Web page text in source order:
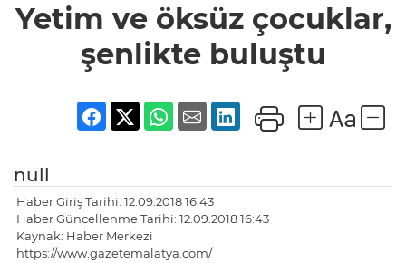
şenlikte
buluştu
Yetim ve öksüz çocuklar,
şenlikte buluştu
null
Haber Giriş Tarihi: 12.09.2018 16:43
Haber Güncellenme Tarihi: 12.09.2018 16:43
Kaynak: Haber Merkezi
https://www.gazetemalatya.com/